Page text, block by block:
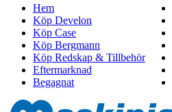
Hem
Köp Develon
Köp Case
Köp Bergmann
Köp Redskap & Tillbehör
Eftermarknad
Begagnat